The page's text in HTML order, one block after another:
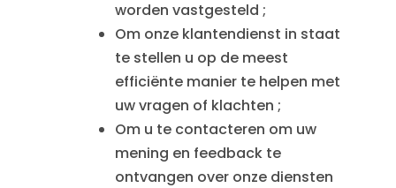
worden vastgesteld ;
Om onze klantendienst in staat
te stellen u op de meest
efficiënte manier te helpen met
uw vragen of klachten ;
Om u te contacteren om uw
mening en feedback te
ontvangen over onze diensten